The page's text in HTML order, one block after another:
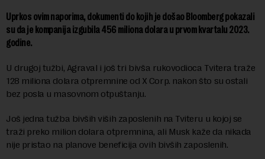
Uprkos ovim naporima, dokumenti do kojih je došao Bloomberg pokazali
su da je kompanija izgubila 456 miliona dolara u prvom kvartalu 2023.
godine.
U drugoj tužbi, Agraval i još tri bivša rukovodioca Tvitera traže
128 miliona dolara otpremnine od X Corp. nakon što su ostali
bez posla u masovnom otpuštanju.
Još jedna tužba bivših viših zaposlenih na Tviteru u kojoj se
traži preko milion dolara otpremnina, ali Musk kaže da nikada
nije pristao na planove beneficija ovih bivših zaposlenih.